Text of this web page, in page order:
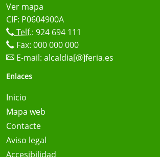
Ver mapa
CIF: P0604900A
Telf.: 924 694 111
Fax: 000 000 000
E-mail: alcaldia[@]feria.es
Enlaces
Inicio
Mapa web
Contacte
Aviso legal
Accesibilidad